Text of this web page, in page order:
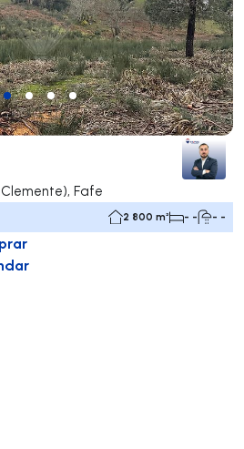
Fafe
2 800 m² - - - -